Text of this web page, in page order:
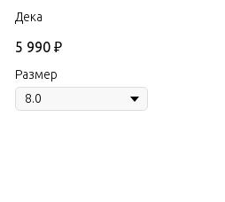
Дека
5 990 ₽
Размер